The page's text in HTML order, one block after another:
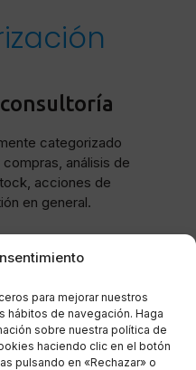
para mejorar nuestros
hábitos de navegación. Haga
sobre nuestra política de
haciendo clic en el botón
pulsando en «Rechazar» o
categorizado
análisis de
acciones de
en general.